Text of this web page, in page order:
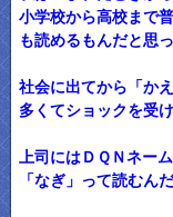
小学校から高校まで
も読めるもんだと思っ
社会に出てから「か
多くてショックを受け
上司にはＤＱＮネー
「なぎ」って読むん